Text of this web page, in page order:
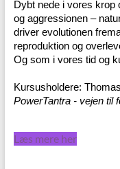
Dybt nede i vores krop
og aggressionen –
driver evolutionen
reproduktion og
Og som i vores tid og
Kursusholdere:
PowerTantra - vejen til
Læs mere her